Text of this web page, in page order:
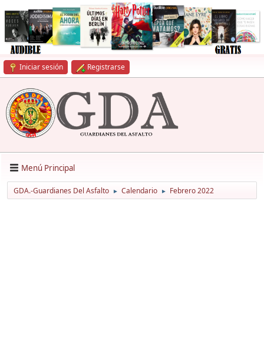
Iniciar sesión Registrarse
Menú Principal
GDA.-Guardianes Del Asfalto ► Calendario ► Febrero 2022